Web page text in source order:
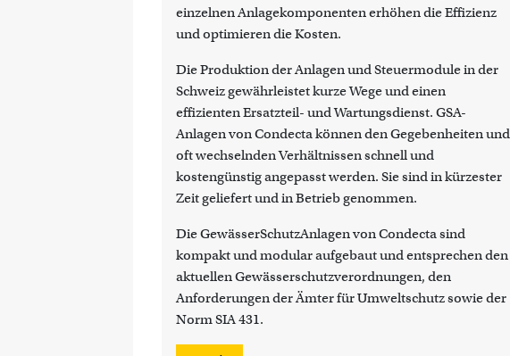
einzelnen Anlagekomponenten erhöhen die Effizienz
und optimieren die Kosten.
Die Produktion der Anlagen und Steuermodule in der
Schweiz gewährleistet kurze Wege und einen
effizienten Ersatzteil- und Wartungsdienst. GSA-
Anlagen von Condecta können den Gegebenheiten und
oft wechselnden Verhältnissen schnell und
kostengünstig angepasst werden. Sie sind in kürzester
Zeit geliefert und in Betrieb genommen.
Die GewässerSchutzAnlagen von Condecta sind
kompakt und modular aufgebaut und entsprechen den
aktuellen Gewässerschutzverordnungen, den
Anforderungen der Ämter für Umweltschutz sowie der
Norm SIA 431.